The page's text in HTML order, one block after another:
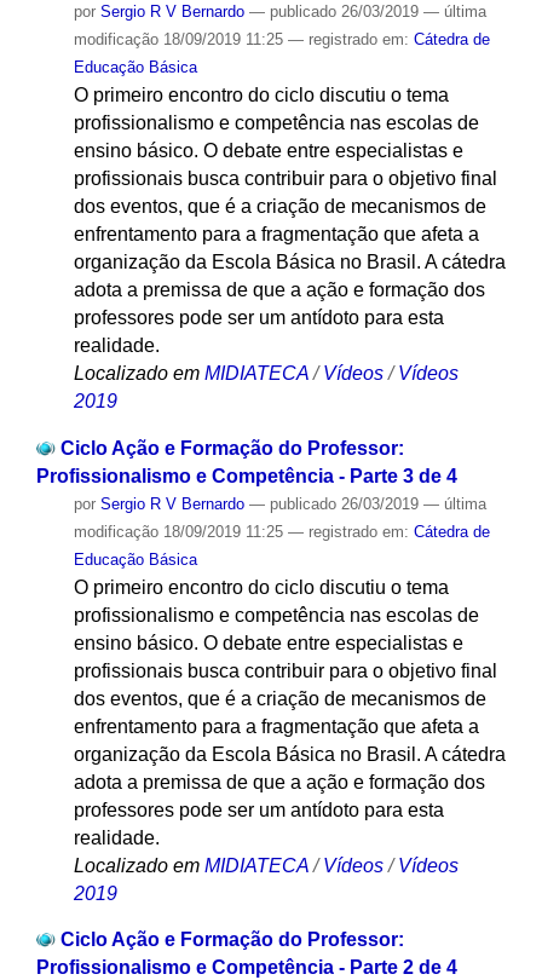
por Sergio R V Bernardo — publicado26/03/2019 — última
modificação18/09/2019 11:25 — registrado em: Cátedra de
Educação Básica
O primeiro encontro do ciclo discutiu o tema
profissionalismo e competência nas escolas de
ensino básico. O debate entre especialistas e
profissionais busca contribuir para o objetivo final
dos eventos, que é a criação de mecanismos de
enfrentamento para a fragmentação que afeta a
organização da Escola Básica no Brasil. A cátedra
adota a premissa de que a ação e formação dos
professores pode ser um antídoto para esta
realidade.
Localizado em MIDIATECA /Vídeos /Vídeos
2019
Ciclo Ação e Formação do Professor:
Profissionalismo e Competência - Parte 3 de 4
por Sergio R V Bernardo — publicado26/03/2019 — última
modificação18/09/2019 11:25 — registrado em: Cátedra de
Educação Básica
O primeiro encontro do ciclo discutiu o tema
profissionalismo e competência nas escolas de
ensino básico. O debate entre especialistas e
profissionais busca contribuir para o objetivo final
dos eventos, que é a criação de mecanismos de
enfrentamento para a fragmentação que afeta a
organização da Escola Básica no Brasil. A cátedra
adota a premissa de que a ação e formação dos
professores pode ser um antídoto para esta
realidade.
Localizado em MIDIATECA /Vídeos /Vídeos
2019
Ciclo Ação e Formação do Professor:
Profissionalismo e Competência - Parte 2 de 4